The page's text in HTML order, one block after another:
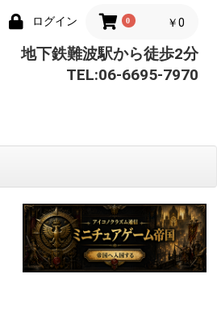
ログイン 0 ￥0
地下鉄難波駅から徒歩2分
TEL:06-6695-7970